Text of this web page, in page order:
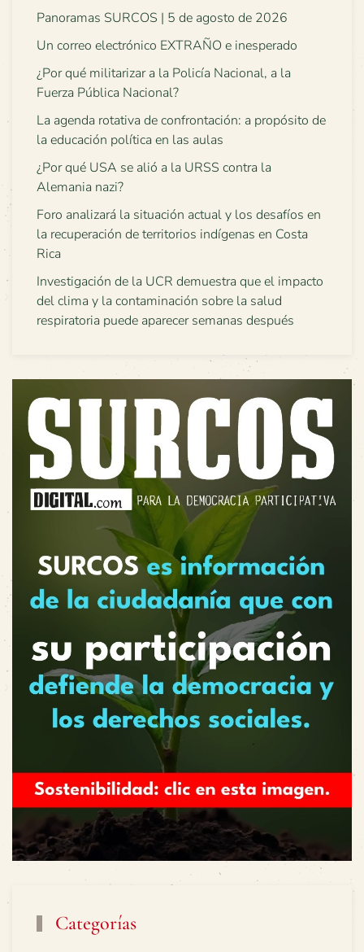
Panoramas SURCOS | 5 de agosto de 2026
Un correo electrónico EXTRAÑO e inesperado
¿Por qué militarizar a la Policía Nacional, a la
Fuerza Pública Nacional?
La agenda rotativa de confrontación: a propósito de
la educación política en las aulas
¿Por qué USA se alió a la URSS contra la
Alemania nazi?
Foro analizará la situación actual y los desafíos en
la recuperación de territorios indígenas en Costa
Rica
Investigación de la UCR demuestra que el impacto
del clima y la contaminación sobre la salud
respiratoria puede aparecer semanas después
Categorías